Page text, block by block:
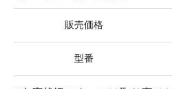
販売価格
型番